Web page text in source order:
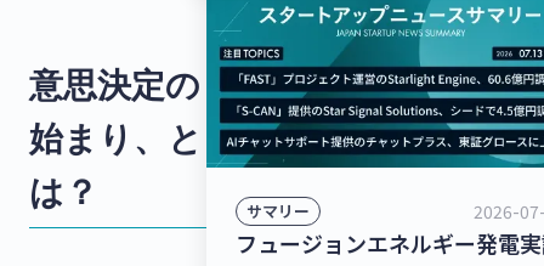
意思決定の
始まり、と
は？
サマリー 2026-
フュージョンエネルギー発電